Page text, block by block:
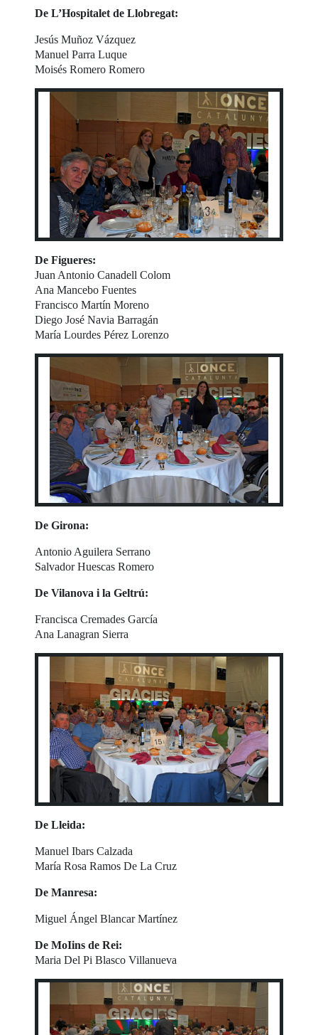
De L’Hospitalet de Llobregat:
Jesús Muñoz Vázquez
Manuel Parra Luque
Moisés Romero Romero
De Figueres:
Juan Antonio Canadell Colom
Ana Mancebo Fuentes
Francisco Martín Moreno
Diego José Navia Barragán
María Lourdes Pérez Lorenzo
De Girona:
Antonio Aguilera Serrano
Salvador Huescas Romero
De Vilanova i la Geltrú:
Francisca Cremades García
Ana Lanagran Sierra
De Lleida:
Manuel Ibars Calzada
María Rosa Ramos De La Cruz
De Manresa:
Miguel Ángel Blancar Martínez
De MoIins de Rei:
Maria Del Pi Blasco Villanueva